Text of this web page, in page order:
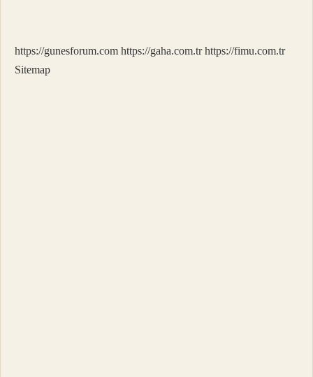
https://gunesforum.com https://gaha.com.tr https://fimu.com.tr
Sitemap